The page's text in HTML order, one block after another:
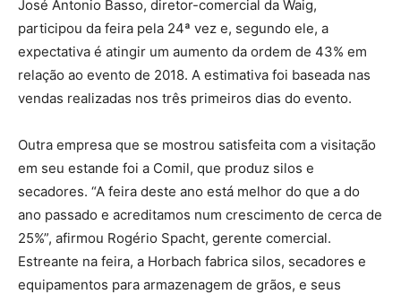
José Antonio Basso, diretor-comercial da Waig,
participou da feira pela 24ª vez e, segundo ele, a
expectativa é atingir um aumento da ordem de 43% em
relação ao evento de 2018. A estimativa foi baseada nas
vendas realizadas nos três primeiros dias do evento.
Outra empresa que se mostrou satisfeita com a visitação
em seu estande foi a Comil, que produz silos e
secadores. “A feira deste ano está melhor do que a do
ano passado e acreditamos num crescimento de cerca de
25%”, afirmou Rogério Spacht, gerente comercial.
Estreante na feira, a Horbach fabrica silos, secadores e
equipamentos para armazenagem de grãos, e seus